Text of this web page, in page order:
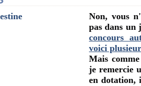
Non, vous
pas dans
concours
voici
Mais
je remercie
en dotation,